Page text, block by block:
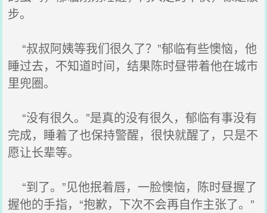
步。
“叔叔阿姨等我们很久了？”郁临有些懊恼，他
睡过去，不知道时间，结果陈时昼带着他在城市
里兜圈。
“没有很久。”是真的没有很久，郁临有事没有
完成，睡着了也保持警醒，很快就醒了，只是不
愿让长辈等。
“到了。”见他抿着唇，一脸懊恼，陈时昼握了
握他的手指，“抱歉，下次不会再自作主张了。”